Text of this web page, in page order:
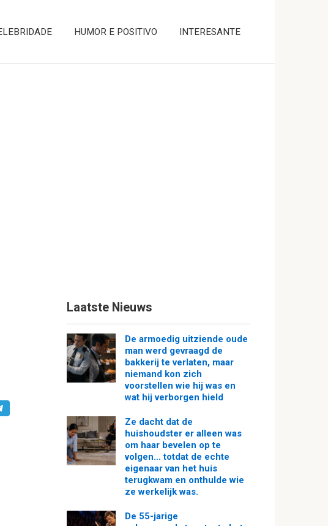
HUMOR E POSITIVO INTERESANTE
Laatste Nieuws
De armoedig uitziende oude
man werd gevraagd de
bakkerij te verlaten, maar
niemand kon zich
voorstellen wie hij was en
wat hij verborgen hield
Ze dacht dat de
huishoudster er alleen was
om haar bevelen op te
volgen… totdat de echte
eigenaar van het huis
terugkwam en onthulde wie
ze werkelijk was.
De 55-jarige